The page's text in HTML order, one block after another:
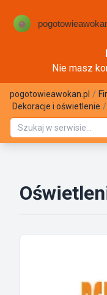
Nie masz
pogotowieawokan.pl /
Dekoracje i oświetlenie /